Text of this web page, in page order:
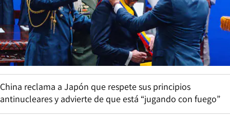
China reclama a Japón que respete sus principios
antinucleares y advierte de que está “jugando con fuego”